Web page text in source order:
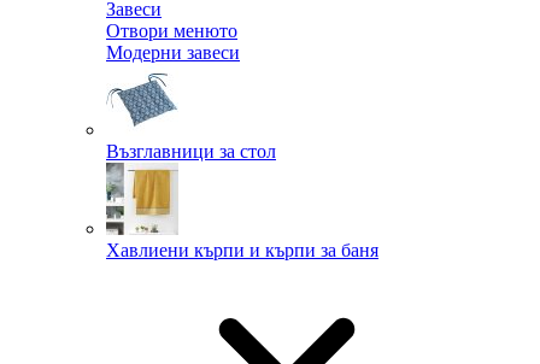
Завеси
Отвори менюто
Модерни завеси
Възглавници за стол
Хавлиени кърпи и кърпи за баня